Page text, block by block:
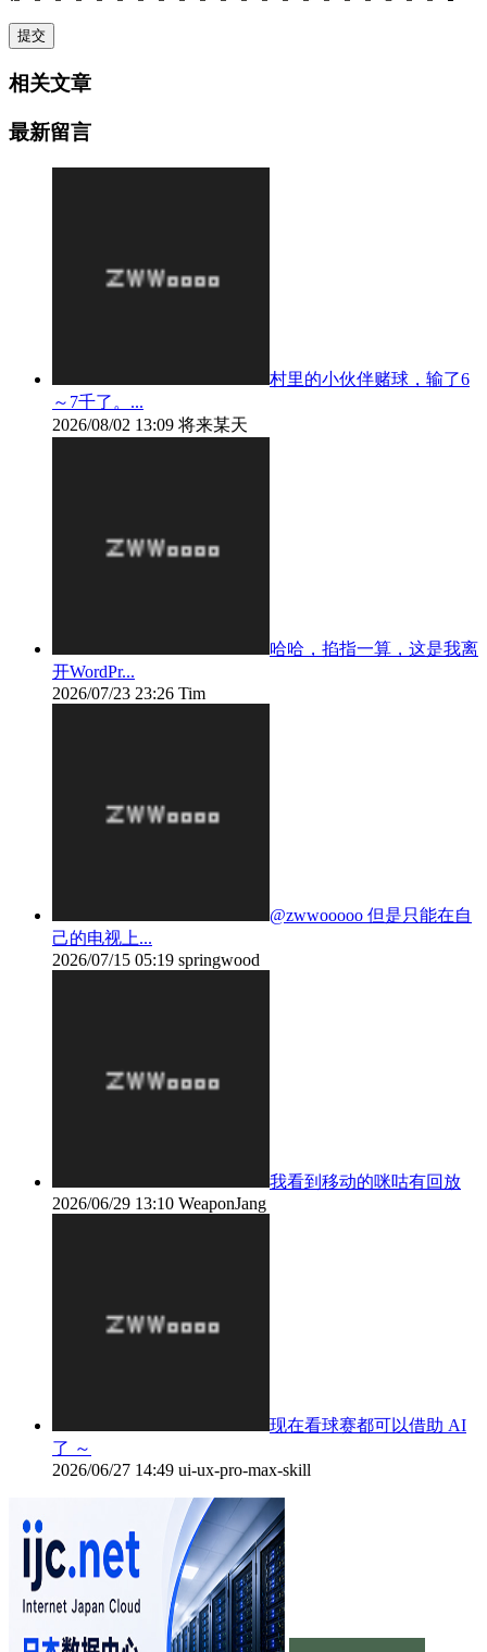
相关文章
最新留言
村里的小伙伴赌球，输了6
～7千了。...
2026/08/02 13:09 将来某天
哈哈，掐指一算，这是我离
开WordPr...
2026/07/23 23:26 Tim
@zwwooooo 但是只能在自
己的电视上...
2026/07/15 05:19 springwood
我看到移动的咪咕有回放
2026/06/29 13:10 WeaponJang
现在看球赛都可以借助 AI
了 ～
2026/06/27 14:49 ui-ux-pro-max-skill